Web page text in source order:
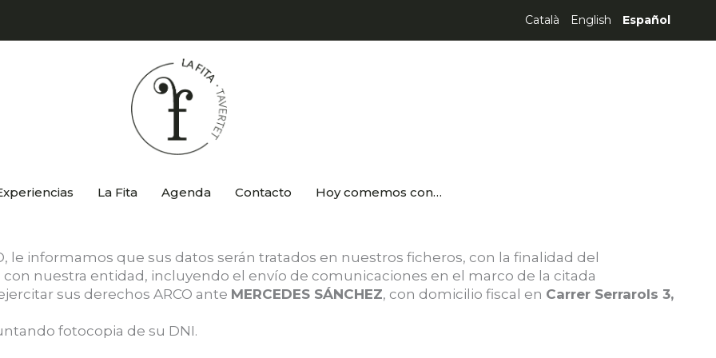
Català English Español
La Fita Agenda Contacto Hoy comemos con…
le informamos que sus datos serán tratados en nuestros ficheros, con la finalidad del
nuestra entidad, incluyendo el envío de comunicaciones en el marco de la citada
sus derechos ARCO ante MERCEDES SÁNCHEZ, con domicilio fiscal en Carrer Serrarols 3,
fotocopia de su DNI.